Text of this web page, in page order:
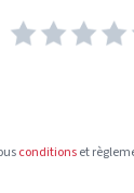
conditionset